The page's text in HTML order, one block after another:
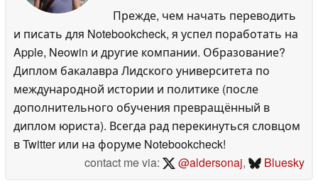
Прежде, чем начать переводить
и писать для Notebookcheck, я успел поработать на
Apple, Neowin и другие компании. Образование?
Диплом бакалавра Лидского университета по
международной истории и политике (после
дополнительного обучения превращённый в
диплом юриста). Всегда рад перекинуться словцом
в Twitter или на форуме Notebookcheck!
contact me via:
@aldersonaj, Bluesky